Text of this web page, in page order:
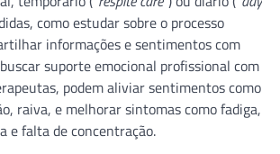
como estudar sobre o processo
informações e sentimentos com
suporte emocional profissional com
podem aliviar sentimentos como
raiva, e melhorar sintomas como fadiga,
e falta de concentração.